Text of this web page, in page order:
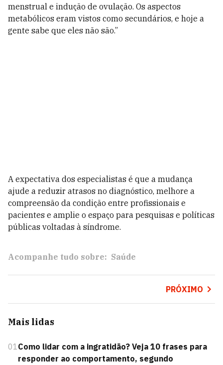
menstrual e indução de ovulação. Os aspectos
metabólicos eram vistos como secundários, e hoje a
gente sabe que eles não são.”
A expectativa dos especialistas é que a mudança
ajude a reduzir atrasos no diagnóstico, melhore a
compreensão da condição entre profissionais e
pacientes e amplie o espaço para pesquisas e políticas
públicas voltadas à síndrome.
Acompanhe tudo sobre: Saúde
PRÓXIMO
Mais lidas
01Como lidar com a ingratidão? Veja 10 frases para
responder ao comportamento, segundo